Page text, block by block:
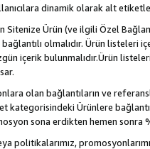
dinamik olarak alt
Sitenize Ürün (ve ilgili Özel
olmalıdır. Ürün listeleri
içerik bulunmalıdır.Ürün
olan bağlantıların ve
kategorisindeki Ürünlere
sona erdikten hemen sonra
politikalarımız,